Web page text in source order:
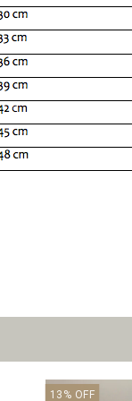
13 % OFF